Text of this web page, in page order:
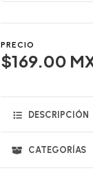
PRECIO
$169.00
DESCRIPCIÓN
CATEGORÍAS